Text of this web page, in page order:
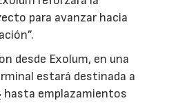
para avanzar hacia
desde Exolum, en una
estará destinada a
hasta emplazamientos